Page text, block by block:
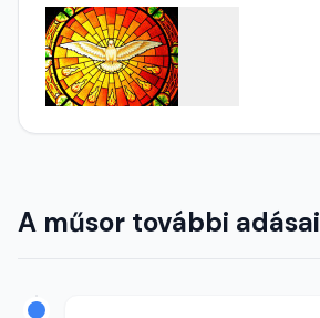
A műsor további adásai